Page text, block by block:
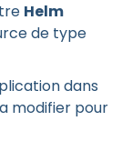
Helm
de type
dans
modifier pour